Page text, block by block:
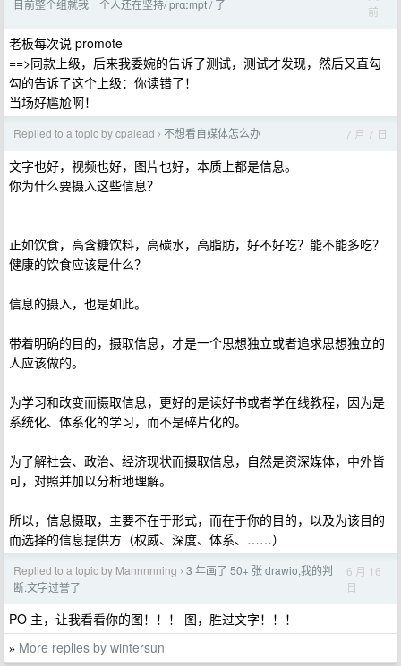
目前整个组就我一个人还在坚持/ prɑːmpt / 了
前
老板每次说 promote
==>同款上级，后来我委婉的告诉了测试，测试才发现，然后又直勾
勾的告诉了这个上级：你读错了！
当场好尴尬啊！
Replied to a topic by cpalead › 不想看自媒体怎么办 7 月 7 日
文字也好，视频也好，图片也好，本质上都是信息。
你为什么要摄入这些信息？
正如饮食，高含糖饮料，高碳水，高脂肪，好不好吃？能不能多吃？
健康的饮食应该是什么？
信息的摄入，也是如此。
带着明确的目的，摄取信息，才是一个思想独立或者追求思想独立的
人应该做的。
为学习和改变而摄取信息，更好的是读好书或者学在线教程，因为是
系统化、体系化的学习，而不是碎片化的。
为了解社会、政治、经济现状而摄取信息，自然是资深媒体，中外皆
可，对照并加以分析地理解。
所以，信息摄取，主要不在于形式，而在于你的目的，以及为该目的
而选择的信息提供方（权威、深度、体系、……）
Replied to a topic by Mannnnning › 3 年画了 50+ 张 drawio,我的判
断:文字过誉了
6 月 16
日
PO 主，让我看看你的图！！！ 图，胜过文字！！！
» More replies by wintersun